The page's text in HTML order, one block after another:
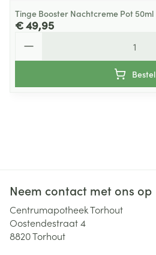
Tinge Booster Nachtcreme Pot 50ml
€ 49,95
Bestel
Neem contact met ons op
Centrumapotheek Torhout
Oostendestraat 4
8820Torhout